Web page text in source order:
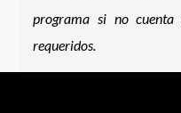
programa si no cuenta
requeridos.